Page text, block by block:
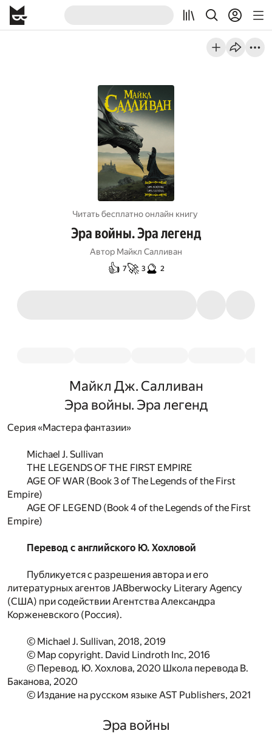
Читать бесплатно онлайн книгу
Эра войны. Эра легенд
Автор Майкл Салливан
👍 7🚀 3🔮 2
Майкл Дж. Салливан
Эра войны. Эра легенд
Серия «Мастера фантазии»
Michael J. Sullivan
THE LEGENDS OF THE FIRST EMPIRE
AGE OF WAR (Book 3 of The Legends of the First
Empire)
AGE OF LEGEND (Book 4 of the Legends of the First
Empire)
Перевод с английского Ю. Хохловой
Публикуется с разрешения автора и его
литературных агентов JABberwocky Literary Agency
(США) при содействии Агентства Александра
Корженевского (Россия).
© Michael J. Sullivan, 2018, 2019
© Map copyright. David Lindroth Inc, 2016
© Перевод. Ю. Хохлова, 2020 Школа перевода В.
Баканова, 2020
© Издание на русском языке AST Publishers, 2021
Эра войны